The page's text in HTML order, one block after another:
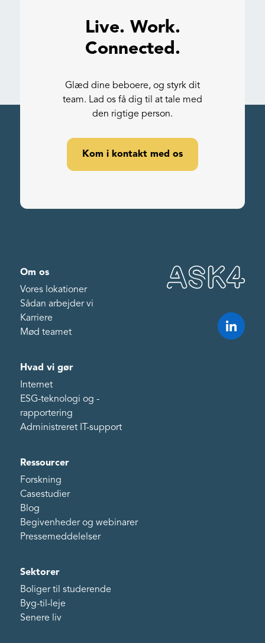
Live. Work.
Connected.
Glæd dine beboere, og styrk dit
team. Lad os få dig til at tale med
den rigtige person.
Kom i kontakt med os
Om os
Vores lokationer
Sådan arbejder vi
Karriere
Mød teamet
Hvad vi gør
Internet
ESG-teknologi og -
rapportering
Administreret IT-support
Ressourcer
Forskning
Casestudier
Blog
Begivenheder og webinarer
Pressemeddelelser
Sektorer
Boliger til studerende
Byg-til-leje
Senere liv